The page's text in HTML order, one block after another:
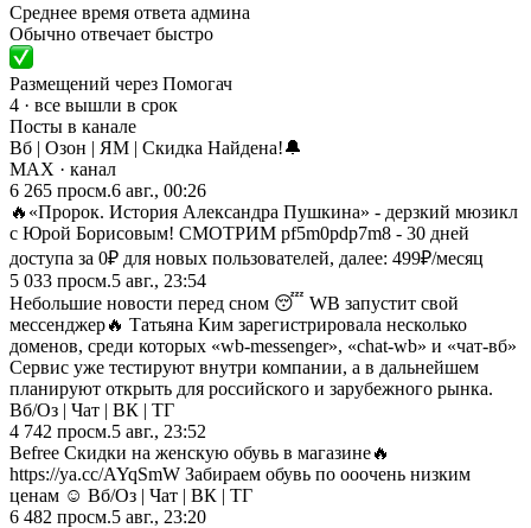
Среднее время ответа админа
Обычно отвечает быстро
Размещений через Помогач
4 · все вышли в срок
Посты в канале
Вб | Озон | ЯМ | Скидка Найдена!🔔
MAX · канал
6 265 просм.6 авг., 00:26
🔥«Пророк. История Александра Пушкина» - дерзкий мюзикл
с Юрой Борисовым! СМОТРИМ pf5m0pdp7m8 - 30 дней
доступа за 0₽ для новых пользователей, далее: 499₽/месяц
5 033 просм.5 авг., 23:54
Небольшие новости перед сном 😴 WB запустит свой
мессенджер🔥 Татьяна Ким зарегистрировала несколько
доменов, среди которых «wb-messenger», «chat-wb» и «чат-вб»
Сервис уже тестируют внутри компании, а в дальнейшем
планируют открыть для российского и зарубежного рынка.
Вб/Оз | Чат | ВК | ТГ
4 742 просм.5 авг., 23:52
Befree Cкидки на женскую обувь в магазине🔥
https://ya.cc/AYqSmW Забираем обувь по ооочень низким
ценам ☺️ Вб/Оз | Чат | ВК | ТГ
6 482 просм.5 авг., 23:20